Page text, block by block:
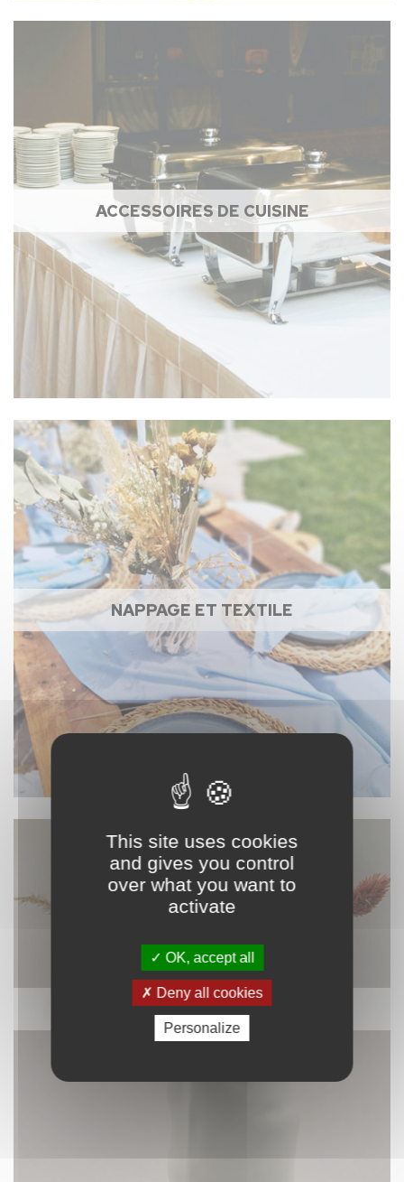
ACCESSOIRES DE CUISINE
NAPPAGE ET TEXTILE
DÉCORATION
This site uses cookies
and gives you control
over what you want to
activate
OK, accept all
Deny all cookies
Personalize